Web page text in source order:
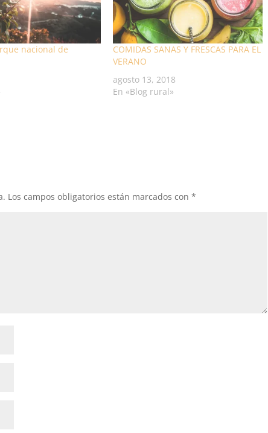
nacional de
COMIDAS SANAS Y FRESCAS PARA EL
VERANO
agosto 13, 2018
En «Blog rural»
Los campos obligatorios están marcados con*